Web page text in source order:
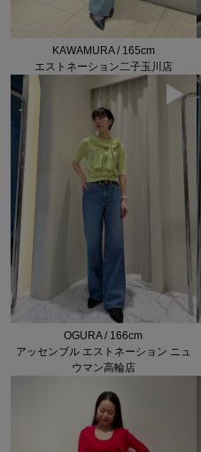
KAWAMURA / 165cm
エストネーション二子玉川店
OGURA / 166cm
アッセンブル エストネーション ニュ
ウマン高輪店